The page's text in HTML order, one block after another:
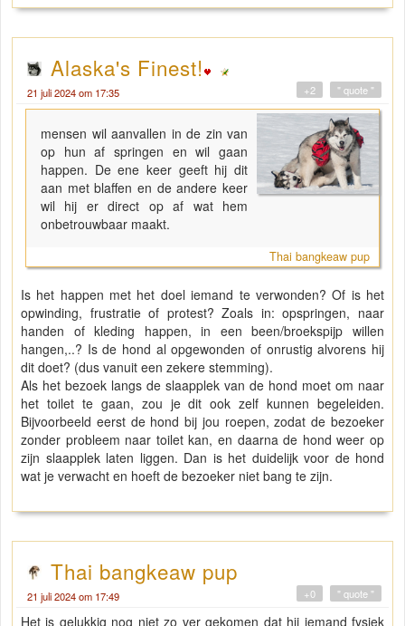
Alaska's Finest!
21 juli 2024 om 17:35 " quote "
+2
mensen wil aanvallen in de zin van
op hun af springen en wil gaan
happen. De ene keer geeft hij dit
aan met blaffen en de andere keer
wil hij er direct op af wat hem
onbetrouwbaar maakt.
Thai bangkeaw pup
Is het happen met het doel iemand te verwonden? Of is het
opwinding, frustratie of protest? Zoals in: opspringen, naar
handen of kleding happen, in een been/broekspijp willen
hangen,..? Is de hond al opgewonden of onrustig alvorens hij
dit doet? (dus vanuit een zekere stemming).
Als het bezoek langs de slaapplek van de hond moet om naar
het toilet te gaan, zou je dit ook zelf kunnen begeleiden.
Bijvoorbeeld eerst de hond bij jou roepen, zodat de bezoeker
zonder probleem naar toilet kan, en daarna de hond weer op
zijn slaapplek laten liggen. Dan is het duidelijk voor de hond
wat je verwacht en hoeft de bezoeker niet bang te zijn.
Thai bangkeaw pup
21 juli 2024 om 17:49 " quote "
+0
Het is gelukkig nog niet zo ver gekomen dat hij iemand fysiek